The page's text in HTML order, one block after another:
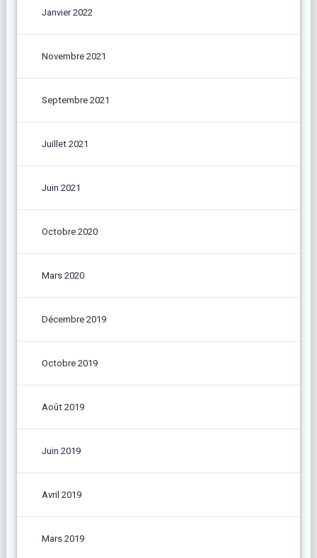
Janvier 2022
Novembre 2021
Septembre 2021
Juillet 2021
Juin 2021
Octobre 2020
Mars 2020
Décembre 2019
Octobre 2019
Août 2019
Juin 2019
Avril 2019
Mars 2019